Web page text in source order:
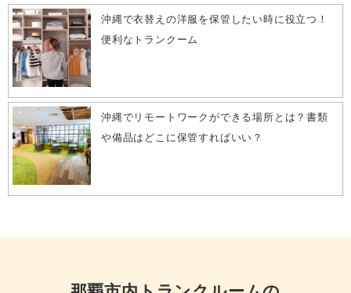
沖縄で衣替えの洋服を保管したい時に役立つ！
便利なトランクーム
沖縄でリモートワークができる場所とは？書類
や備品はどこに保管すればいい？